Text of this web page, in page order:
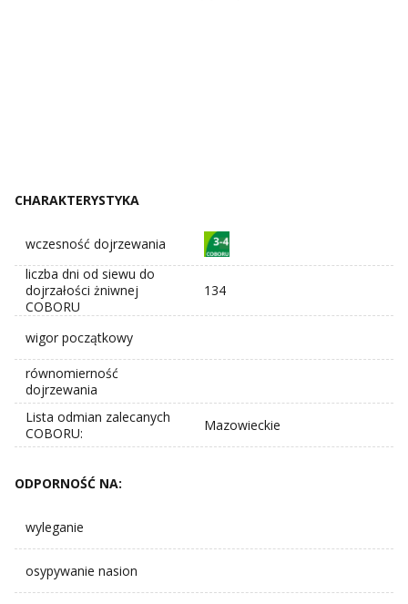
CHARAKTERYSTYKA
wczesność dojrzewania
liczba dni od siewu do
dojrzałości żniwnej
COBORU
134
wigor początkowy
równomierność
dojrzewania
Lista odmian zalecanych
COBORU:
Mazowieckie
ODPORNOŚĆ NA:
wyleganie
osypywanie nasion